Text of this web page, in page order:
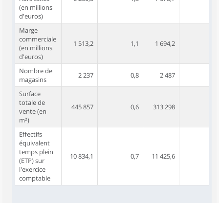
(en millions
d'euros)
Marge
commerciale
(en millions
d'euros)
1 513,2 1,1 1 694,2
Nombre de
magasins
2 237 0,8 2 487
Surface
totale de
vente (en
m²)
445 857 0,6 313 298
Effectifs
équivalent
temps plein
(ETP) sur
l'exercice
comptable
10 834,1 0,7 11 425,6